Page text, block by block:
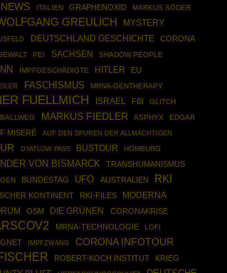
ITALIEN GRAPHENOXID
MARKUS SÖDER
GREULICH
MYSTERY
DEUTSCHLAND GESCHICHTE
CORONA
PEI SACHSEN SHADOW PEOPLE
IMPFGESCHÄDIGTE HITLER EU
FASCHISMUS MRNA-GENTHERAPY
FUELLMICH ISRAEL FBI GLITCH
MARKUS FIEDLER ASPHYX
EDGAR
MISERÉ AUF DEN SPUREN DER ALLMÄCHTIGEN
DYATLOW PASS BUSTOUR
HOMBURG
VON BISMARCK TRANSHUMANISMUS
BUNDESTAG UFO AUSTRALIEN RKI
KONTINENT RKI-FILES MODERNA
OSM DIE GRÜNEN CORONAKRISE
MRNA-TECHNOLOGIE LOFI
IMPFZWANG CORONA INFOTOUR
ROBERT-KOCH INSTITUT KRIEG